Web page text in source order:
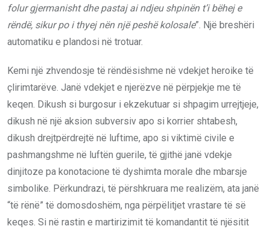
folur gjermanisht dhe pastaj ai ndjeu shpinën t’i bëhej e
rëndë, sikur po i thyej nën një peshë kolosale”. Një breshëri
automatiku e plandosi në trotuar.
Kemi një zhvendosje të rëndësishme në vdekjet heroike të
çlirimtarëve. Janë vdekjet e njerëzve në përpjekje me të
keqen. Dikush si burgosur i ekzekutuar si shpagim urrejtjeje,
dikush në një aksion subversiv apo si korrier shtabesh,
dikush drejtpërdrejtë në luftime, apo si viktimë civile e
pashmangshme në luftën guerile, të gjithë janë vdekje
dinjitoze pa konotacione të dyshimta morale dhe mbarsje
simbolike. Përkundrazi, të përshkruara me realizëm, ata janë
“të rënë” të domosdoshëm, nga përpëlitjet vrastare të së
keqes. Si në rastin e martirizimit të komandantit të njësitit